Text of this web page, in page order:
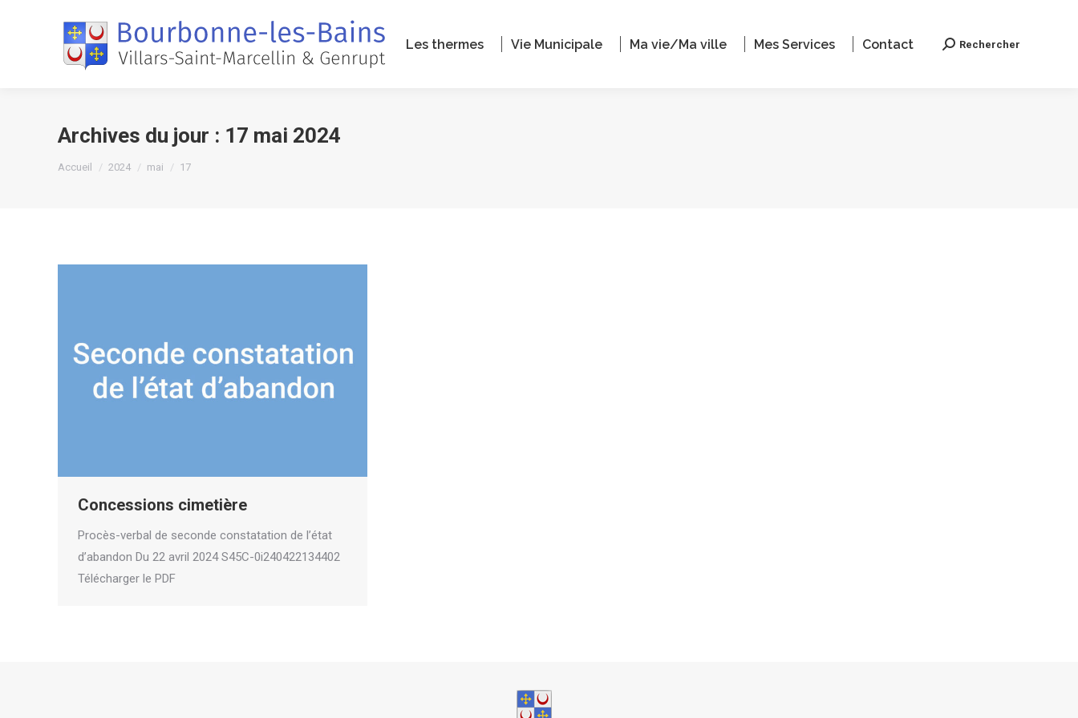
Les thermes Vie Municipale Ma vie/Ma ville Mes Services Contact Recherche
Rechercher
Archives du jour : 17 mai 2024
Vous êtes ici :
Accueil 2024 mai 17
Concessions cimetière
Procès-verbal de seconde constatation de l’état
d’abandon Du 22 avril 2024 S45C-0i240422134402
Télécharger le PDF